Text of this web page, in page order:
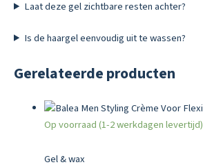
Laat deze gel zichtbare resten achter?
Is de haargel eenvoudig uit te wassen?
Gerelateerde producten
Op voorraad (1-2 werkdagen levertijd)
Gel & wax